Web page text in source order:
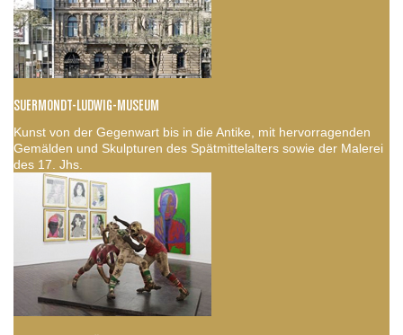
SUERMONDT-LUDWIG-MUSEUM
Kunst von der Gegenwart bis in die Antike, mit hervorragenden
Gemälden und Skulpturen des Spätmittelalters sowie der Malerei
des 17. Jhs.